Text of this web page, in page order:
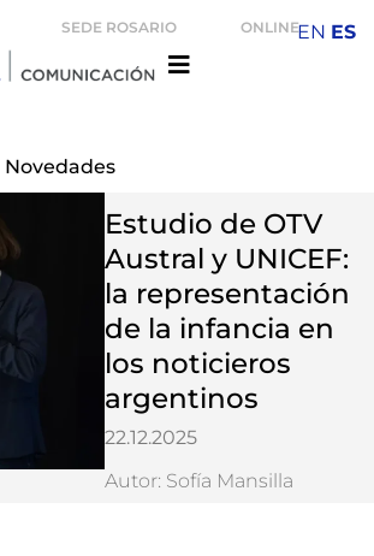
SEDE ROSARIO ONLINE
Novedades
Estudio de OTV
Austral y UNICEF:
la representación
de la infancia en
los noticieros
argentinos
22.12.2025
Autor: Sofía Mansilla
EN ES